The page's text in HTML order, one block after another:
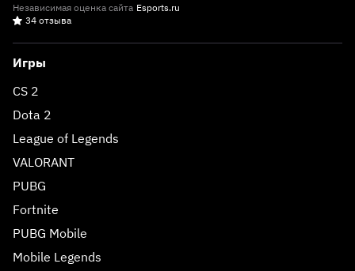
Независимая оценка сайта Esports.ru
34 отзыва
Игры
CS 2
Dota 2
League of Legends
VALORANT
PUBG
Fortnite
PUBG Mobile
Mobile Legends